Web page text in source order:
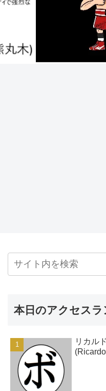
本日のアクセス
リカル